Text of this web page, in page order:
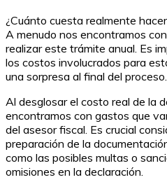
¿Cuánto cuesta realmente
A menudo nos encontramos
realizar este trámite anual. Es
los costos involucrados para
una sorpresa al final del proceso.
Al desglosar el costo real de la
encontramos con gastos que
del asesor fiscal. Es crucial
preparación de la
como las posibles multas o
omisiones en la declaración.